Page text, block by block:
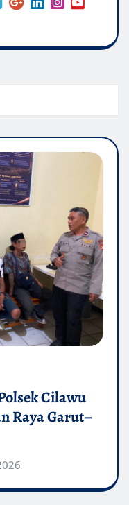
Cilawu
Raya Garut–